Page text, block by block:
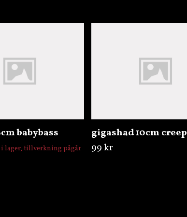
babybass
lager, tillverkning pågår
gigashad 10cm creep
99 kr